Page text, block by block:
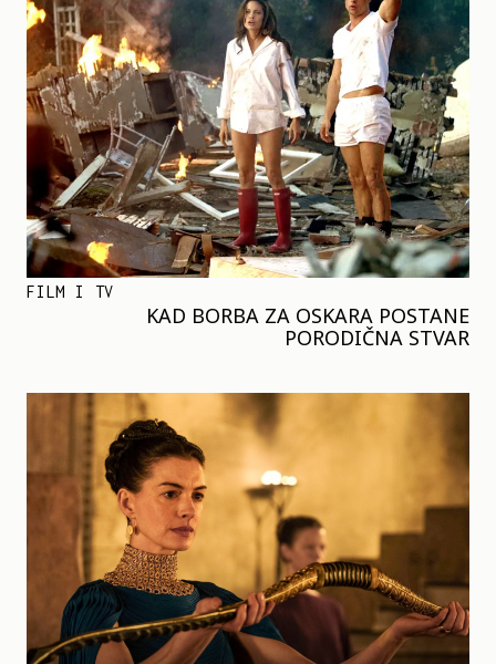
FILM I TV
KAD BORBA ZA OSKARA POSTANE
PORODIČNA STVAR